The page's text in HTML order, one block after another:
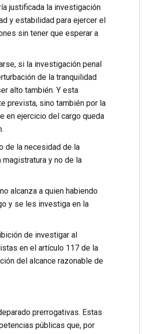
justificada la investigación
y estabilidad para ejercer el
sin tener que esperar a
si la investigación penal
de la tranquilidad
alto también. Y esta
prevista, sino también por la
en ejercicio del cargo queda
de la necesidad de la
y no de la
alcanza a quien habiendo
y se les investiga en la
de investigar al
en el artículo 117 de la
del alcance razonable de
prerrogativas. Estas
públicas que, por